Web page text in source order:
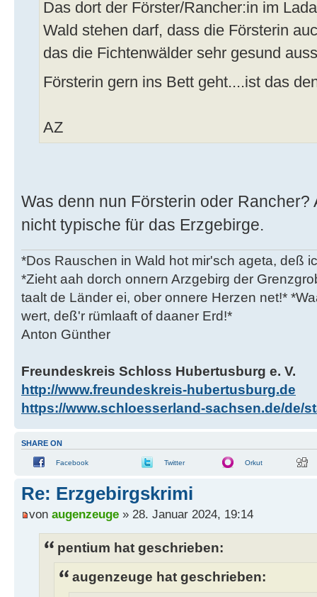
Das dort der Förster/Rancher:in im
Wald stehen darf, dass die Försterin
das die Fichtenwälder sehr gesund
Försterin gern ins Bett geht....ist das
AZ
Was denn nun Försterin oder Rancher?
nicht typische für das Erzgebirge.
*Dos Rauschen in Wald hot mir'sch ageta, deß
*Zieht aah dorch onnern Arzgebirg der
taalt de Länder ei, ober onnere Herzen net!*
wert, deß'r rümlaaft of daaner Erd!*
Anton Günther
Freundeskreis Schloss Hubertusburg e. V.
http://www.freundeskreis-hubertusburg.de
https://www.schloesserland-sachsen.de/de/
SHARE ON
Facebook Twitter Orkut
Re: Erzgebirgskrimi
von augenzeuge » 28. Januar 2024, 19:14
pentium hat geschrieben:
augenzeuge hat geschrieben: